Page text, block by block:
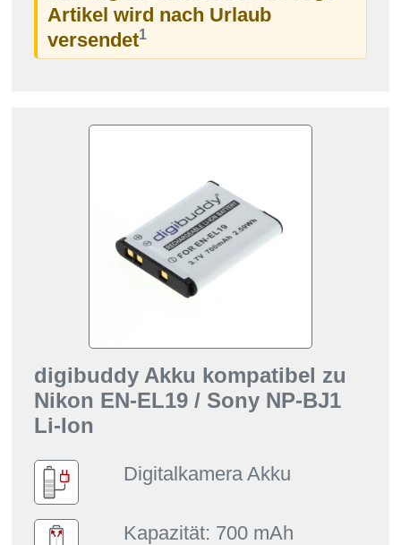
Artikel wird nach Urlaub
versendet1
digibuddy Akku kompatibel zu
Nikon EN-EL19 / Sony NP-BJ1
Li-Ion
Digitalkamera Akku
Kapazität: 700 mAh